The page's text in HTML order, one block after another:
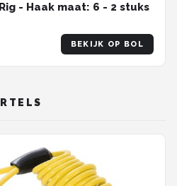
- Haak maat: 6 - 2 stuks
BEKIJK OP BOL